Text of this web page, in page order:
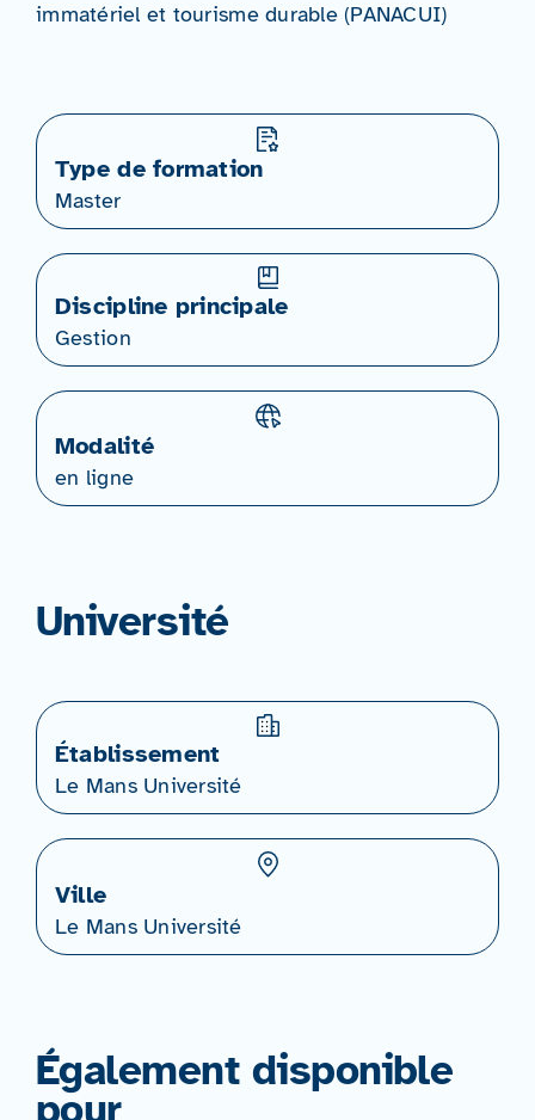
immatériel et tourisme durable (PANACUI)
Type de formation
Master
Discipline principale
Gestion
Modalité
en ligne
Université
Établissement
Le Mans Université
Ville
Le Mans Université
Également disponible
pour